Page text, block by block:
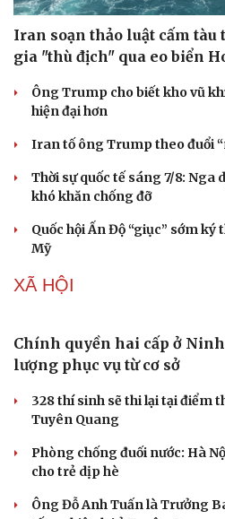
Sức khỏe
Dinh dưỡng - món ngon
Sản phụ khoa
Nhi khoa
Nam khoa
Làm đẹp - giảm cân
Ăn sạch sống khỏe
Iran soạn thảo luật cấm tàu
gia "thù địch" qua eo biển
Ông Trump cho biết kho vũ
hiện đại hơn
Iran tố ông Trump theo đuổi
Thời sự quốc tế sáng 7/8:
khó khăn chống đỡ
Quốc hội Ấn Độ “giục” sớm
Mỹ
XÃ HỘI